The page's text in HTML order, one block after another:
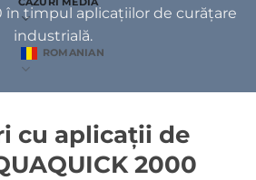
ROMANIAN
în timpul aplicațiilor de curățare
industrială.
cu aplicații de
2000